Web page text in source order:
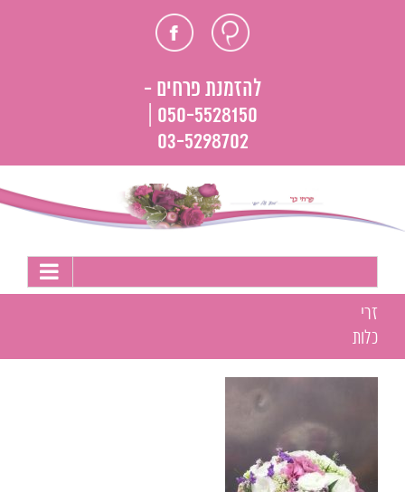
חוות פייסבוק
להזמנת פרחים -
050-5528150 |
03-5298702
זרי
כלות